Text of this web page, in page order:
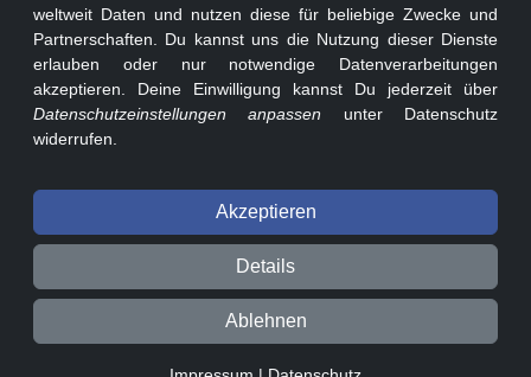
Sonderversionen
Sonstige Marken
© 2026 GOLF2FORUM - Volkswagen Golf II Forum seit 2010 ❤️
Beitragsregeln Datenschutz Impressum
0.02s v3.1.1-e769071
weltweit Daten und nutzen diese für beliebige Zwecke und
Partnerschaften. Du kannst uns die Nutzung dieser Dienste
erlauben oder nur notwendige Datenverarbeitungen
akzeptieren. Deine Einwilligung kannst Du jederzeit über
Datenschutzeinstellungen anpassen unter Datenschutz
widerrufen.
Akzeptieren
Details
Ablehnen